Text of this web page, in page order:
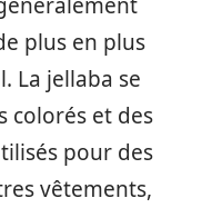
plus en plus
La jellaba se
colorés et des
pour des
vêtements,